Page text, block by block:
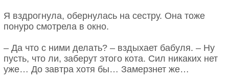
Я вздрогнула, обернулась на сестру. Она тоже
понуро смотрела в окно.
– Да что с ними делать? – вздыхает бабуля. – Ну
пусть, что ли, заберут этого кота. Сил никаких нет
уже… До завтра хотя бы… Замерзнет же…